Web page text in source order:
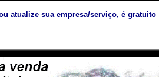
atualize sua empresa/serviço, é gratuito